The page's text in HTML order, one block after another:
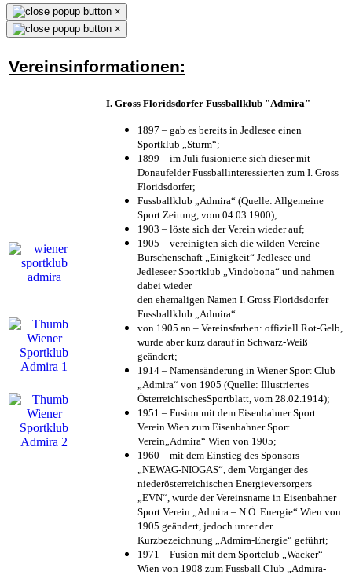
×
×
Vereinsinformationen:
I. Gross Floridsdorfer Fussballklub "Admira"
1897 – gab es bereits in Jedlesee einen
Sportklub „Sturm“;
1899 – im Juli fusionierte sich dieser mit
Donaufelder Fussballinteressierten zum I. Gross
Floridsdorfer;
Fussballklub „Admira“ (Quelle: Allgemeine
Sport Zeitung, vom 04.03.1900);
1903 – löste sich der Verein wieder auf;
1905 – vereinigten sich die wilden Vereine
Burschenschaft „Einigkeit“ Jedlesee und
Jedleseer Sportklub „Vindobona“ und nahmen
dabei wieder
den ehemaligen Namen I. Gross Floridsdorfer
Fussballklub „Admira“
von 1905 an – Vereinsfarben: offiziell Rot-Gelb,
wurde aber kurz darauf in Schwarz-Weiß
geändert;
1914 – Namensänderung in Wiener Sport Club
„Admira“ von 1905 (Quelle: Illustriertes
ÖsterreichischesSportblatt, vom 28.02.1914);
1951 – Fusion mit dem Eisenbahner Sport
Verein Wien zum Eisenbahner Sport
Verein„Admira“ Wien von 1905;
1960 – mit dem Einstieg des Sponsors
„NEWAG-NIOGAS“, dem Vorgänger des
niederösterreichischen Energieversorgers
„EVN“, wurde der Vereinsname in Eisenbahner
Sport Verein „Admira – N.Ö. Energie“ Wien von
1905 geändert, jedoch unter der
Kurzbezeichnung „Admira-Energie“ geführt;
1971 – Fusion mit dem Sportclub „Wacker“
Wien von 1908 zum Fussball Club „Admira-